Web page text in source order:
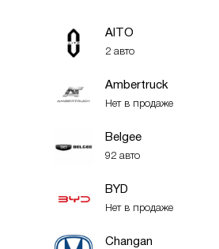
AITO
2 авто
Ambertruck
Нет в продаже
Belgee
92 авто
BYD
Нет в продаже
Changan